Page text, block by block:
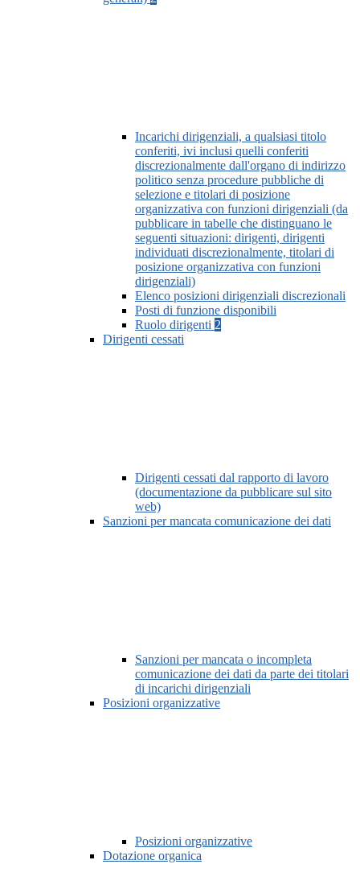
Incarichi dirigenziali, a qualsiasi titolo
conferiti, ivi inclusi quelli conferiti
discrezionalmente dall'organo di indirizzo
politico senza procedure pubbliche di
selezione e titolari di posizione
organizzativa con funzioni dirigenziali (da
pubblicare in tabelle che distinguano le
seguenti situazioni: dirigenti, dirigenti
individuati discrezionalmente, titolari di
posizione organizzativa con funzioni
dirigenziali)
Elenco posizioni dirigenziali discrezionali
Posti di funzione disponibili
Ruolo dirigenti 2
Dirigenti cessati
Dirigenti cessati dal rapporto di lavoro
(documentazione da pubblicare sul sito
web)
Sanzioni per mancata comunicazione dei dati
Sanzioni per mancata o incompleta
comunicazione dei dati da parte dei titolari
di incarichi dirigenziali
Posizioni organizzative
Posizioni organizzative
Dotazione organica